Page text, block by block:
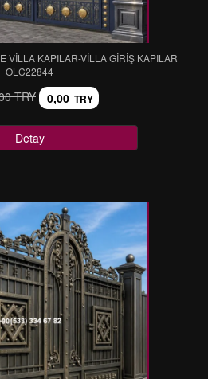
VİLLA KAPILAR-VİLLA GİRİŞ KAPILAR
OLC22844
TRY 0,00 TRY
Detay